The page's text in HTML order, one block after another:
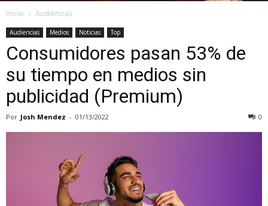
Inicio Audiencias
Audiencias Medios Noticias Top
Consumidores pasan 53% de
su tiempo en medios sin
publicidad (Premium)
Por Josh Mendez - 01/13/2022 0